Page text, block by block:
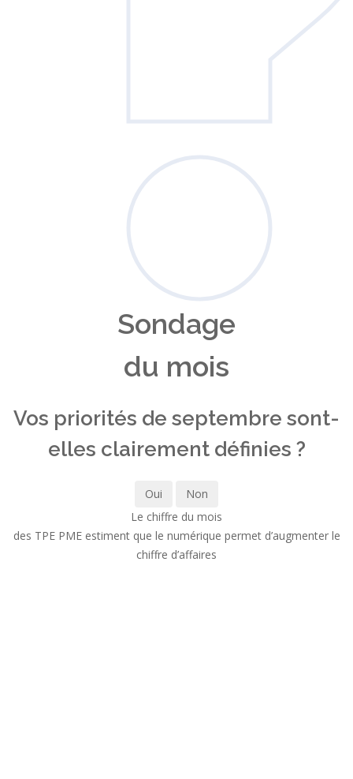
Sondage
du mois
Vos priorités de septembre sont-
elles clairement définies ?
Oui
Non
Le chiffre du mois
des TPE PME estiment que le numérique permet d’augmenter le
chiffre d’affaires